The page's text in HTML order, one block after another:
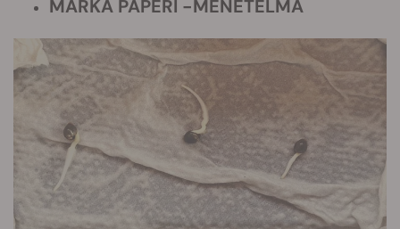
MÄRKÄ PAPERI -MENETELMÄ